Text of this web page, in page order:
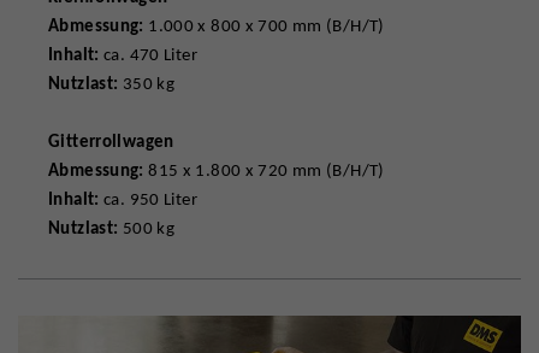
Abmessung: 1.000 x 800 x 700 mm (B/H/T)
Inhalt: ca. 470 Liter
Nutzlast: 350 kg
Gitterrollwagen
Abmessung: 815 x 1.800 x 720 mm (B/H/T)
Inhalt: ca. 950 Liter
Nutzlast: 500 kg